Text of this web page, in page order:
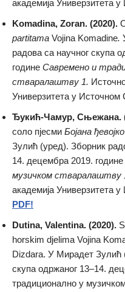
академија Универзитета
Komadina, Zoran. (2020).
partitama Vojina Komadine.
радова са научног скупа
године Савремено и
стваралаштву 1.
Универзитета у Источном
Ђукић-Чамур, Сњежана.
соло пјесми Бојана ђевојко
Зулић (уред). Зборник
14. децембра 2019. године
музичком стваралаштву
академија Универзитета
PDF!
Dutina, Valentina. (2020).
horskim djelima Vojina
Dizdara. У Мирадет Зулић
скупа одржаног 13–14.
традиционално у